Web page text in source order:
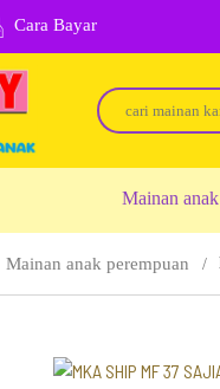
Cara Bayar
Mainan
Mainan anak perempuan